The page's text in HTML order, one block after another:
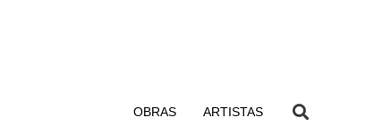
OBRAS ARTISTAS